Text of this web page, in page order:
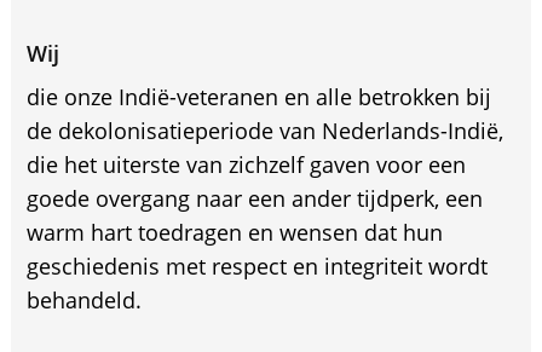
Wij
die onze Indië-veteranen en alle betrokken bij
de dekolonisatieperiode van Nederlands-Indië,
die het uiterste van zichzelf gaven voor een
goede overgang naar een ander tijdperk, een
warm hart toedragen en wensen dat hun
geschiedenis met respect en integriteit wordt
behandeld.